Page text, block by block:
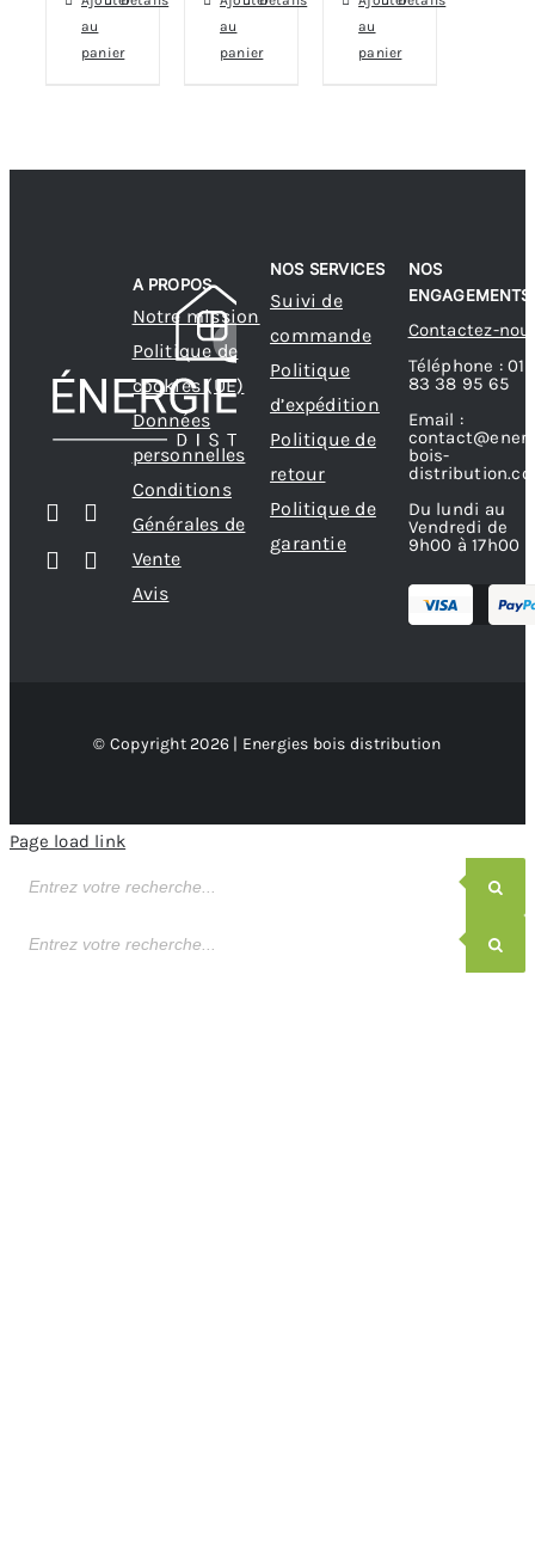
au
panier
au
panier
au
panier
A PROPOS
Notre mission
Politique de
cookies (UE)
Données
personnelles
Conditions
Générales de
Vente
Avis
NOS SERVICES
Suivi de
commande
Politique
d’expédition
Politique de
retour
Politique de
garantie
NOS
ENGAGEMENTS
Contactez-
Téléphone : 01
83 38 95 65
Email :
bois-
Du lundi au
Vendredi de
9h00 à 17h00
© Copyright 2026 | Energies bois distribution
Page load link
de
de